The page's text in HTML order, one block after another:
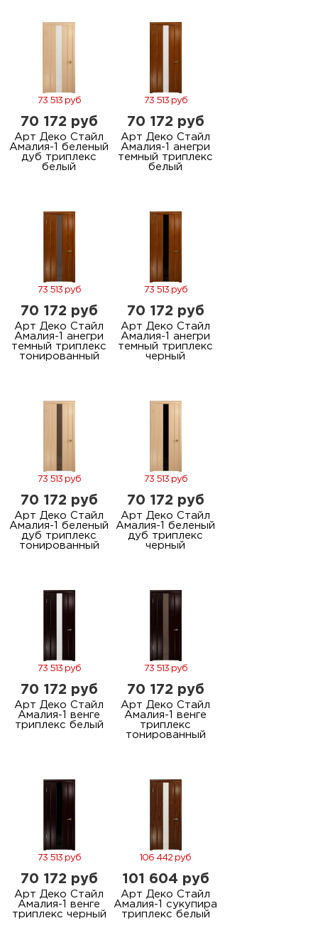
73 513 руб
70 172 руб
Арт Деко Стайл
Амалия-1 беленый
дуб триплекс
белый
73 513 руб
70 172 руб
Арт Деко Стайл
Амалия-1 анегри
темный триплекс
белый
73 513 руб
70 172 руб
Арт Деко Стайл
Амалия-1 анегри
темный триплекс
тонированный
73 513 руб
70 172 руб
Арт Деко Стайл
Амалия-1 анегри
темный триплекс
черный
73 513 руб
70 172 руб
Арт Деко Стайл
Амалия-1 беленый
дуб триплекс
тонированный
73 513 руб
70 172 руб
Арт Деко Стайл
Амалия-1 беленый
дуб триплекс
черный
73 513 руб
70 172 руб
Арт Деко Стайл
Амалия-1 венге
триплекс белый
73 513 руб
70 172 руб
Арт Деко Стайл
Амалия-1 венге
триплекс
тонированный
73 513 руб
70 172 руб
Арт Деко Стайл
Амалия-1 венге
триплекс черный
106 442 руб
101 604 руб
Арт Деко Стайл
Амалия-1 сукупира
триплекс белый